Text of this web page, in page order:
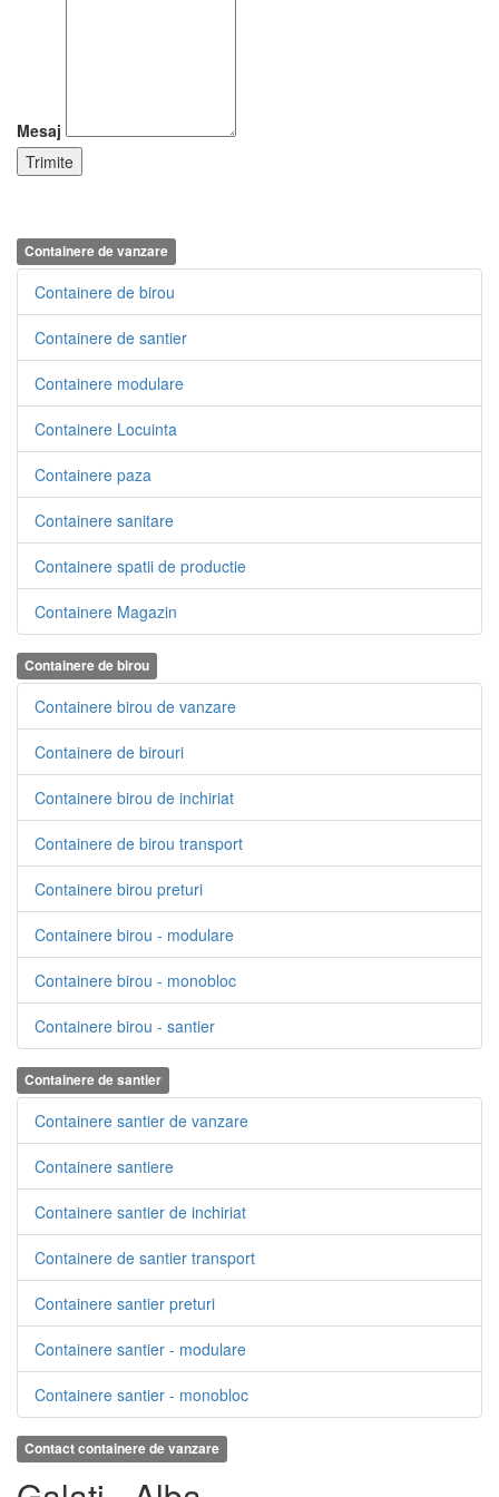
Mesaj
Containere de vanzare
Containere de birou
Containere de santier
Containere modulare
Containere Locuinta
Containere paza
Containere sanitare
Containere spatii de productie
Containere Magazin
Containere de birou
Containere birou de vanzare
Containere de birouri
Containere birou de inchiriat
Containere de birou transport
Containere birou preturi
Containere birou - modulare
Containere birou - monobloc
Containere birou - santier
Containere de santier
Containere santier de vanzare
Containere santiere
Containere santier de inchiriat
Containere de santier transport
Containere santier preturi
Containere santier - modulare
Containere santier - monobloc
Contact containere de vanzare